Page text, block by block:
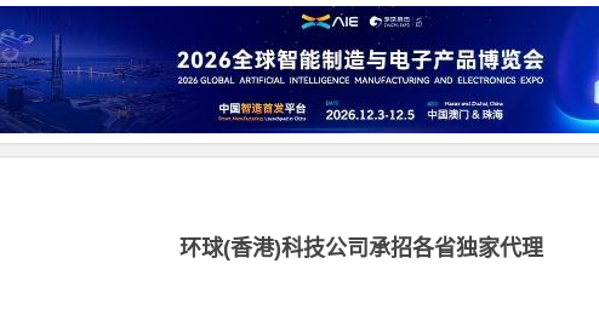
环球(香港)科技公司承招各省独家代理